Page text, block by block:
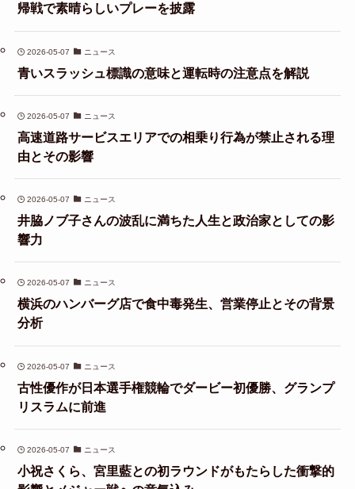
帰戦で素晴らしいプレーを披露
2026-05-07 ニュース
青いスラッシュ標識の意味と運転時の注意点を解説
2026-05-07 ニュース
高速道路サービスエリアでの相乗り行為が禁止される理
由とその影響
2026-05-07 ニュース
井脇ノブ子さんの波乱に満ちた人生と政治家としての影
響力
2026-05-07 ニュース
横浜のハンバーグ店で食中毒発生、営業停止とその背景
分析
2026-05-07 ニュース
古性優作が日本選手権競輪でダービー初優勝、グランプ
リスラムに前進
2026-05-07 ニュース
小祝さくら、宮里藍との初ラウンドがもたらした衝撃的